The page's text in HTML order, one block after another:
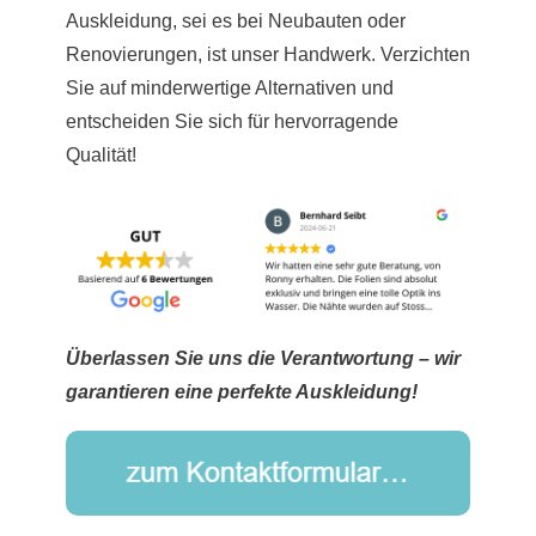
Auskleidung, sei es bei Neubauten oder
Renovierungen, ist unser Handwerk. Verzichten
Sie auf minderwertige Alternativen und
entscheiden Sie sich für hervorragende
Qualität!
Überlassen Sie uns die Verantwortung – wir
garantieren eine perfekte Auskleidung!